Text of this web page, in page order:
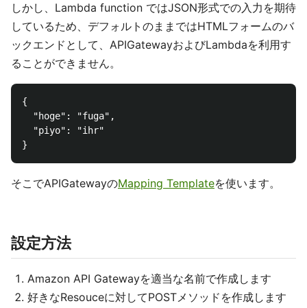
しかし、Lambda function ではJSON形式での入力を期待
しているため、デフォルトのままではHTMLフォームのバ
ックエンドとして、APIGatewayおよびLambdaを利用す
ることができません。
{
  "hoge": "fuga",
  "piyo": "ihr"
そこでAPIGatewayのMapping Templateを使います。
設定方法
Amazon API Gatewayを適当な名前で作成します
好きなResouceに対してPOSTメソッドを作成します